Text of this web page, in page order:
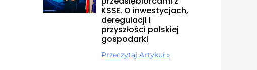
KSSE. O inwestycjach,
deregulacji i
przyszłości polskiej
gospodarki
Przeczytaj Artykuł »